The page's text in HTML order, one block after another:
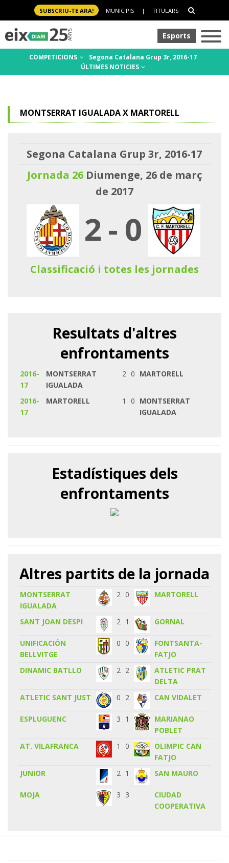
SUBSCRIU-TE ARA! MUNICIPIS | TITULARS
Esports
COMPETICIONS
Segona Catalana Grup 3r, 2016-17
ÚLTIMES NOTICIES
MONTSERRAT IGUALADA X MARTORELL
Segona Catalana Grup 3r, 2016-17
Jornada 26Diumenge, 26 de març
de 2017
2- 0
Classificació i totes les jornades
Resultats d'altres
enfrontaments
2016-
17
MONTSERRAT
IGUALADA
2 0 MARTORELL
2016-
17
MARTORELL 1 0 MONTSERRAT
IGUALADA
Estadístiques dels
enfrontaments
Altres partits de la jornada
MONTSERRAT
IGUALADA
2 0 MARTORELL
SANT JOAN DESPI 2 1 GORNAL
UNIFICACIÓN
BELLVITGE
0 0
FONTSANTA-
FATJO
DINAMIC BATLLO
2 2
ATLETIC PRAT
DELTA
ATLETIC SANT JUST
0 2 CAN VIDALET
ESPLUGUENC 3 1
MARIANAO
POBLET
AT. VILAFRANCA
1 0
OLIMPIC CAN
FATJO
JUNIOR
2 1 SAN MAURO
MOJA 3 3
CIUDAD
COOPERATIVA